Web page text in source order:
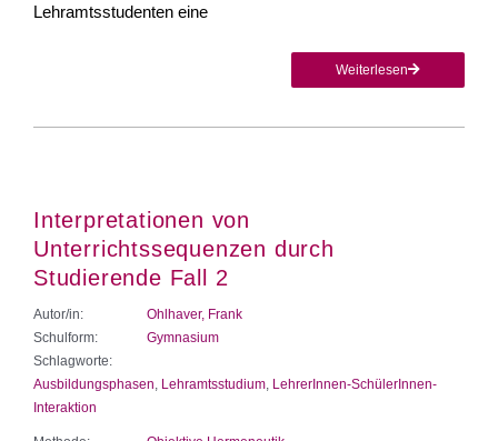
Lehramtsstuden­ten eine
Weiterlesen
Interpretationen von
Unterrichtssequenzen durch
Studierende Fall 2
Autor/in:
Ohlhaver, Frank
Schulform:
Gymnasium
Schlagworte:
Ausbildungsphasen Lehramtsstudium LehrerInnen-SchülerInnen-
Interaktion